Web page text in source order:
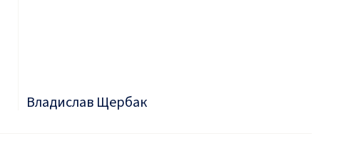
Владислав Щербак